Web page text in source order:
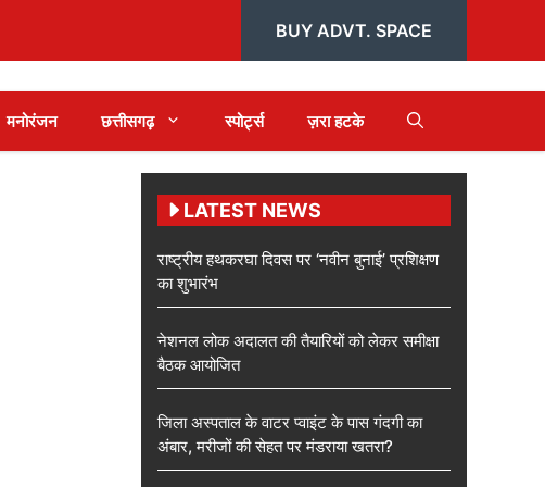
BUY ADVT. SPACE
मनोरंजन छत्तीसगढ़ स्पोर्ट्स ज़रा हटके
LATEST NEWS
राष्ट्रीय हथकरघा दिवस पर ‘नवीन बुनाई’ प्रशिक्षण
का शुभारंभ
नेशनल लोक अदालत की तैयारियों को लेकर समीक्षा
बैठक आयोजित
जिला अस्पताल के वाटर प्वाइंट के पास गंदगी का
अंबार, मरीजों की सेहत पर मंडराया खतरा?